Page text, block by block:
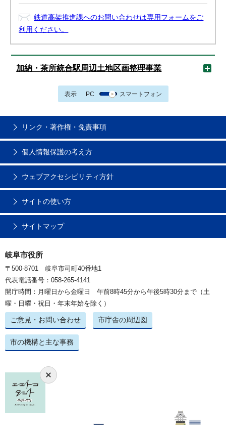
鉄道高架推進課へのお問い合わせは専用フォームをご
利用ください。
加納・茶所統合駅周辺土地区画整理事業
表示 PC スマートフォン
リンク・著作権・免責事項
個人情報保護の考え方
ウェブアクセシビリティ方針
サイトの使い方
サイトマップ
岐阜市役所
〒500-8701 岐阜市司町40番地1
代表電話番号：058-265-4141
開庁時間：月曜日から金曜日 午前8時45分から午後5時30分まで（土
曜・日曜・祝日・年末年始を除く）
ご意見・お問い合わせ 市庁舎の周辺図
市の機構と主な事務